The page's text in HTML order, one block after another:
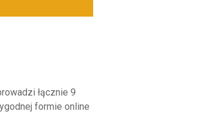
łącznie 9
formie online